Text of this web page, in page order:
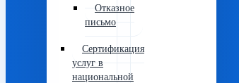
Отказное
письмо
Сертификация
услуг в
национальной